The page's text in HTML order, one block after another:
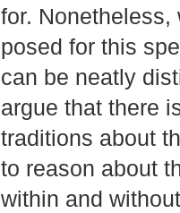
for.
posed for this
can be neatly
argue that there
traditions about
to reason about
within and